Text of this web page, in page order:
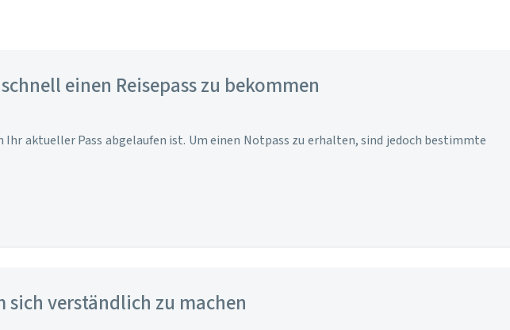
einen Reisepass zu bekommen
aktueller Pass abgelaufen ist. Um einen Notpass zu erhalten, sind jedoch bestimmte
sich verständlich zu machen